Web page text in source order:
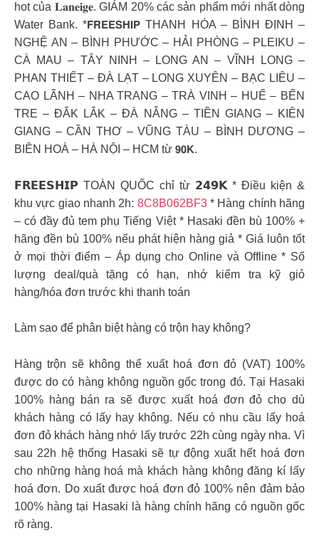
hot của 𝐋𝐚𝐧𝐞𝐢𝐠𝐞. GIẢM 20% các sản phẩm mới nhất dòng
Water Bank. *𝗙𝗥𝗘𝗘𝗦𝗛𝗜𝗣 THANH HÓA – BÌNH ĐỊNH –
NGHỆ AN – BÌNH PHƯỚC – HẢI PHÒNG – PLEIKU –
CÀ MAU – TÂY NINH – LONG AN – VĨNH LONG –
PHAN THIẾT – ĐÀ LẠT – LONG XUYÊN – BẠC LIÊU –
CAO LÃNH – NHA TRANG – TRÀ VINH – HUẾ – BẾN
TRE – ĐẮK LẮK – ĐÀ NẴNG – TIỀN GIANG – KIÊN
GIANG – CẦN THƠ – VŨNG TÀU – BÌNH DƯƠNG –
BIÊN HOÀ – HÀ NỘI – HCM từ 𝟵𝟬𝗞.
𝗙𝗥𝗘𝗘𝗦𝗛𝗜𝗣 TOÀN QUỐC chỉ từ 𝟮𝟰𝟵𝗞 * Điều kiện &
khu vực giao nhanh 2h: 8C8B062BF3* Hàng chính hãng
– có đầy đủ tem phụ Tiếng Việt * Hasaki đền bù 100% +
hãng đền bù 100% nếu phát hiện hàng giả * Giá luôn tốt
ở mọi thời điểm – Áp dụng cho Online và Offline * Số
lượng deal/quà tặng có hạn, nhớ kiểm tra kỹ giỏ
hàng/hóa đơn trước khi thanh toán
Làm sao để phân biệt hàng có trộn hay không?
Hàng trộn sẽ không thể xuất hoá đơn đỏ (VAT) 100%
được do có hàng không nguồn gốc trong đó. Tại Hasaki
100% hàng bán ra sẽ được xuất hoá đơn đỏ cho dù
khách hàng có lấy hay không. Nếu có nhu cầu lấy hoá
đơn đỏ khách hàng nhớ lấy trước 22h cùng ngày nha. Vì
sau 22h hệ thống Hasaki sẽ tự động xuất hết hoá đơn
cho những hàng hoá mà khách hàng không đăng kí lấy
hoá đơn. Do xuất được hoá đơn đỏ 100% nên đảm bảo
100% hàng tại Hasaki là hàng chính hãng có nguồn gốc
rõ ràng.